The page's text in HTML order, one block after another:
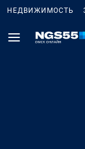
НЕДВИЖИМОСТЬ